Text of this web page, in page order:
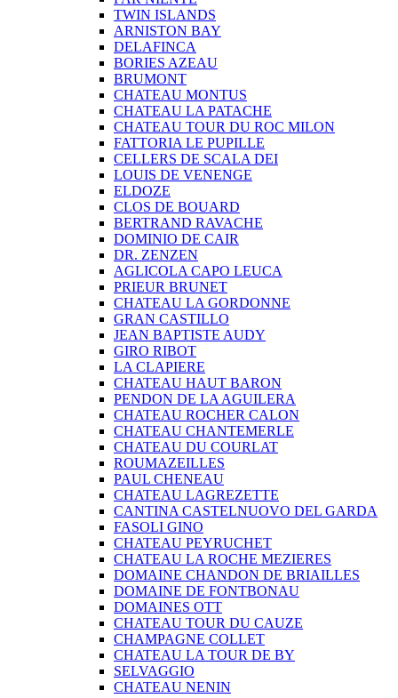
TWIN ISLANDS
ARNISTON BAY
DELAFINCA
BORIES AZEAU
BRUMONT
CHATEAU MONTUS
CHATEAU LA PATACHE
CHATEAU TOUR DU ROC MILON
FATTORIA LE PUPILLE
CELLERS DE SCALA DEI
LOUIS DE VENENGE
ELDOZE
CLOS DE BOUARD
BERTRAND RAVACHE
DOMINIO DE CAIR
DR. ZENZEN
AGLICOLA CAPO LEUCA
PRIEUR BRUNET
CHATEAU LA GORDONNE
GRAN CASTILLO
JEAN BAPTISTE AUDY
GIRO RIBOT
LA CLAPIERE
CHATEAU HAUT BARON
PENDON DE LA AGUILERA
CHATEAU ROCHER CALON
CHATEAU CHANTEMERLE
CHATEAU DU COURLAT
ROUMAZEILLES
PAUL CHENEAU
CHATEAU LAGREZETTE
CANTINA CASTELNUOVO DEL GARDA
FASOLI GINO
CHATEAU PEYRUCHET
CHATEAU LA ROCHE MEZIERES
DOMAINE CHANDON DE BRIAILLES
DOMAINE DE FONTBONAU
DOMAINES OTT
CHATEAU TOUR DU CAUZE
CHAMPAGNE COLLET
CHATEAU LA TOUR DE BY
SELVAGGIO
CHATEAU NENIN